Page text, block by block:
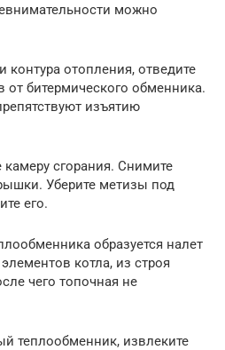
можно
контура отопления, отведите
от битермического обменника.
изъятию
сгорания. Снимите
Уберите метизы под
его.
образуется налет
котла, из строя
чего топочная не
теплообменник, извлеките